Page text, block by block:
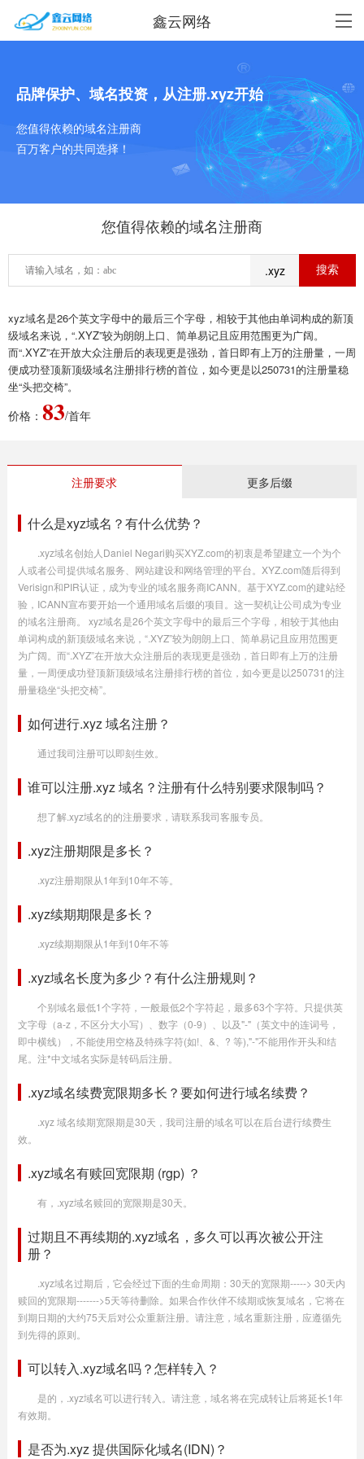
鑫云网络
品牌保护、域名投资，从注册.xyz开始
您值得依赖的域名注册商
百万客户的共同选择！
您值得依赖的域名注册商
.xyz
xyz域名是26个英文字母中的最后三个字母，相较于其他由单词构成的新顶
级域名来说，“.XYZ”较为朗朗上口、简单易记且应用范围更为广阔。
而“.XYZ”在开放大众注册后的表现更是强劲，首日即有上万的注册量，一周
便成功登顶新顶级域名注册排行榜的首位，如今更是以250731的注册量稳
坐“头把交椅”。
价格： 83/首年
注册要求 更多后缀
什么是xyz域名？有什么优势？
.xyz域名创始人Daniel Negari购买XYZ.com的初衷是希望建立一个为个
人或者公司提供域名服务、网站建设和网络管理的平台。XYZ.com随后得到
Verisign和PIR认证，成为专业的域名服务商ICANN。基于XYZ.com的建站经
验，ICANN宣布要开始一个通用域名后缀的项目。这一契机让公司成为专业
的域名注册商。 xyz域名是26个英文字母中的最后三个字母，相较于其他由
单词构成的新顶级域名来说，“.XYZ”较为朗朗上口、简单易记且应用范围更
为广阔。而“.XYZ”在开放大众注册后的表现更是强劲，首日即有上万的注册
量，一周便成功登顶新顶级域名注册排行榜的首位，如今更是以250731的注
册量稳坐“头把交椅”。
如何进行.xyz 域名注册？
通过我司注册可以即刻生效。
谁可以注册.xyz 域名？注册有什么特别要求限制吗？
想了解.xyz域名的的注册要求，请联系我司客服专员。
.xyz注册期限是多长？
.xyz注册期限从1年到10年不等。
.xyz续期期限是多长？
.xyz续期期限从1年到10年不等
.xyz域名长度为多少？有什么注册规则？
个别域名最低1个字符，一般最低2个字符起，最多63个字符。只提供英
文字母（a-z，不区分大小写）、数字（0-9）、以及"-"（英文中的连词号，
即中横线），不能使用空格及特殊字符(如!、&、? 等),"-"不能用作开头和结
尾。注*中文域名实际是转码后注册。
.xyz域名续费宽限期多长？要如何进行域名续费？
.xyz 域名续期宽限期是30天，我司注册的域名可以在后台进行续费生
效。
.xyz域名有赎回宽限期 (rgp) ？
有，.xyz域名赎回的宽限期是30天。
过期且不再续期的.xyz域名，多久可以再次被公开注
册？
.xyz域名过期后，它会经过下面的生命周期：30天的宽限期-----> 30天内
赎回的宽限期------->5天等待删除。如果合作伙伴不续期或恢复域名，它将在
到期日期的大约75天后对公众重新注册。请注意，域名重新注册，应遵循先
到先得的原则。
可以转入.xyz域名吗？怎样转入？
是的，.xyz域名可以进行转入。请注意，域名将在完成转让后将延长1年
有效期。
是否为.xyz 提供国际化域名(IDN)？